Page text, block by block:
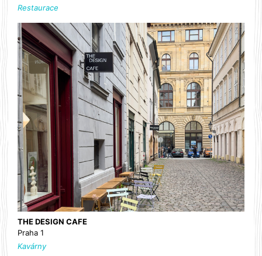
Restaurace
THE DESIGN CAFE
Praha 1
Kavárny